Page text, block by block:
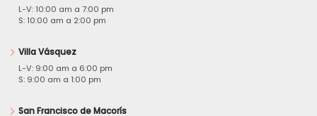
L-V: 10:00 am a 7:00 pm
S: 10:00 am a 2:00 pm
Villa Vásquez
L-V: 9:00 am a 6:00 pm
S: 9:00 am a 1:00 pm
San Francisco de Macorís